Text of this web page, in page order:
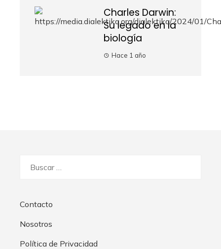
Charles Darwin:
Su legado en la
biología
Hace 1 año
Contacto
Nosotros
Política de Privacidad